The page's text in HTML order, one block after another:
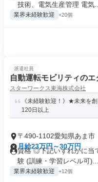
技術、電気生産管理 電気...
業界未経験歓迎 +20個
派遣社員
自動運転モビリティの
スターワークス東海株式会社
《未経験歓迎！》★未来を
120日以上
〒490-1102愛知県あま市
月給23万円～30万円
資格 ◎下記いずれかに当
験 (訓練・学習レベル可)...
業界未経験歓迎 +12個